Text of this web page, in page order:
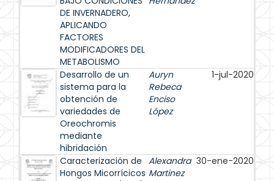
DE INVERNADERO,
APLICANDO
FACTORES
MODIFICADORES DEL
METABOLISMO
Desarrollo de un
sistema para la
obtención de
variedades de
Oreochromis
mediante
hibridación
Auryn
Rebeca
Enciso
López
1-jul-2020
Caracterización de
Hongos Micorrícicos
Alexandra
Martinez
30-ene-2020